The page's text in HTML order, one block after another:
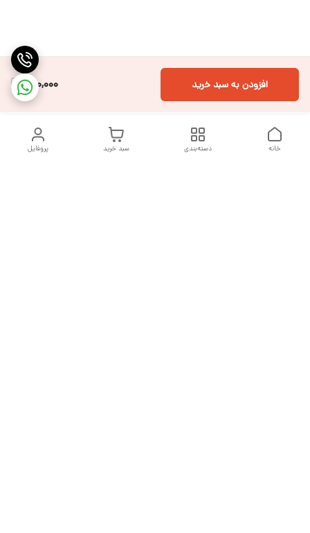
310,000 افزودن به سبد خرید
پروفایل سبد خرید دسته‌بندی خانه